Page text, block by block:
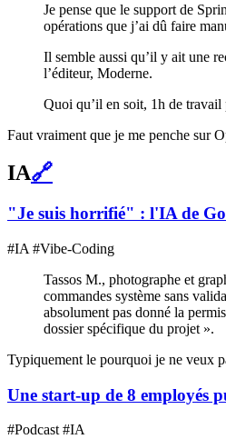
Je pense que le support de
opérations que j’ai dû faire
Il semble aussi qu’il y ait une
l’éditeur, Moderne.
Quoi qu’il en soit, 1h de travail
Faut vraiment que je me penche sur
IA🔗
"Je suis horrifié" : l'IA de
#IA #Vibe-Coding
Tassos M., photographe et
commandes système sans
absolument pas donné la
dossier spécifique du projet ».
Typiquement le pourquoi je ne veux
Une start-up de 8 employés
#Podcast #IA